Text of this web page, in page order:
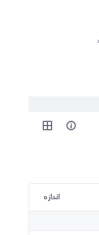
اندازه